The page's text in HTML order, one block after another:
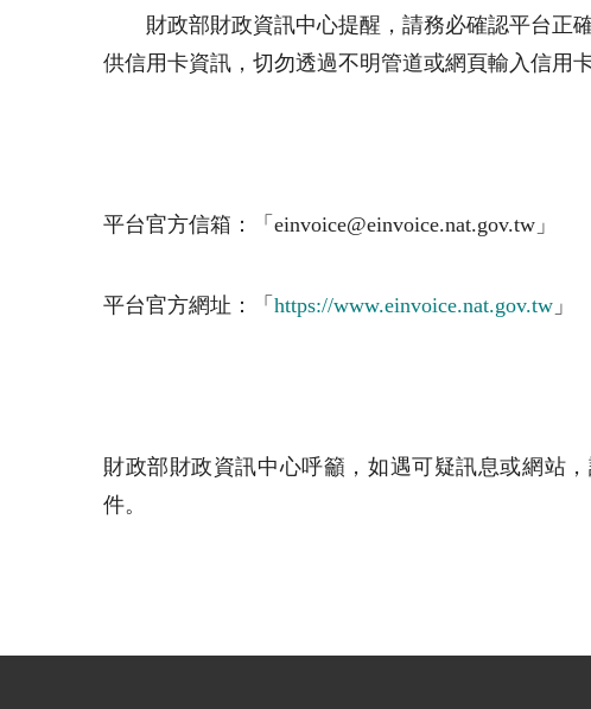
財政部財政資訊中心提醒，請務必確認平台正確
供信用卡資訊，切勿透過不明管道或網頁輸入信用卡
平台官方信箱：「einvoice@einvoice.nat.gov.tw」
平台官方網址：「 https://www.einvoice.nat.gov.tw 」
財政部財政資訊中心呼籲，如遇可疑訊息或網站
件。